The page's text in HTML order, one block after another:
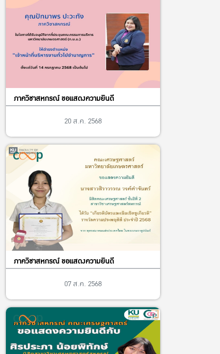
ภาควิชาสหกรณ์ ขอแสดงความยินดี
20 ส.ค. 2568
ภาควิชาสหกรณ์ ขอแสดงความยินดี
07 ส.ค. 2568